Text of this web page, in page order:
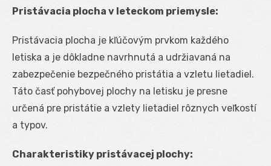
Pristávacia plocha v leteckom priemysle:
Pristávacia plocha je kľúčovým prvkom každého
letiska a je dôkladne navrhnutá a udržiavaná na
zabezpečenie bezpečného pristátia a vzletu lietadiel.
Táto časť pohybovej plochy na letisku je presne
určená pre pristátie a vzlety lietadiel rôznych veľkostí
a typov.
Charakteristiky pristávacej plochy: